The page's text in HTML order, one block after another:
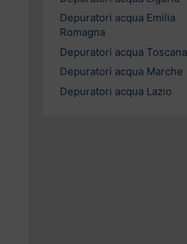
Depuratori acqua Emilia
Romagna
Depuratori acqua Toscana
Depuratori acqua Marche
Depuratori acqua Lazio